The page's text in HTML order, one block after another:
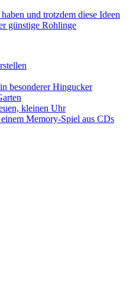
und trotzdem diese Ideen
günstige Rohlinge
besonderer Hingucker
kleinen Uhr
Memory-Spiel aus CDs